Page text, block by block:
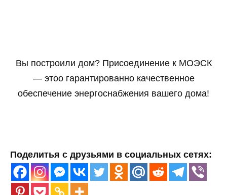
Вы построили дом? Присоединение к МОЭСК
— этоо гарантированно качественное
обеспечение энергоснабжения вашего дома!
Поделитья с друзьями в социальных сетях: